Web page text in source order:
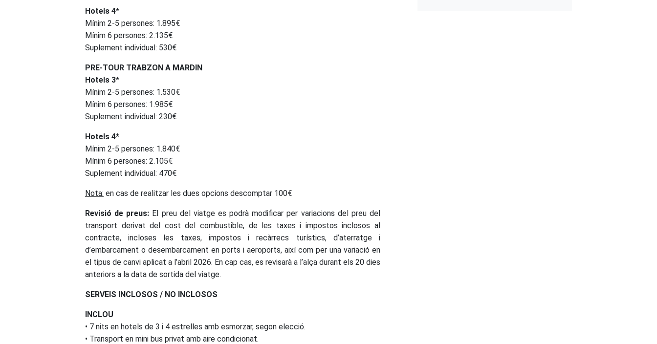
Hotels 4*
Mínim 2-5 persones: 1.895€
Mínim 6 persones: 2.135€
Suplement individual: 530€
PRE-TOUR TRABZON A MARDIN
Hotels 3*
Mínim 2-5 persones: 1.530€
Mínim 6 persones: 1.985€
Suplement individual: 230€
Hotels 4*
Mínim 2-5 persones: 1.840€
Mínim 6 persones: 2.105€
Suplement individual: 470€
Nota: en cas de realitzar les dues opcions descomptar 100€
Revisió de preus: El preu del viatge es podrà modificar per variacions del preu del
transport derivat del cost del combustible, de les taxes i impostos inclosos al
contracte, incloses les taxes, impostos i recàrrecs turístics, d’aterratge i
d’embarcament o desembarcament en ports i aeroports, així com per una variació en
el tipus de canvi aplicat a l’abril 2026. En cap cas, es revisarà a l’alça durant els 20 dies
anteriors a la data de sortida del viatge.
SERVEIS INCLOSOS / NO INCLOSOS
INCLOU
• 7 nits en hotels de 3 i 4 estrelles amb esmorzar, segon elecció.
• Transport en mini bus privat amb aire condicionat.